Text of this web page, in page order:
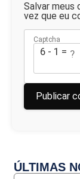
Salvar meus
vez que eu
Captcha
6 - 1 = ?
ÚLTIMAS